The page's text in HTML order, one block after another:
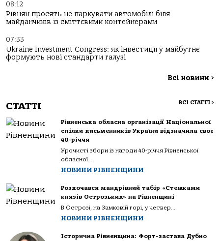
08:12
Рівнян просять не паркувати автомобілі біля
майданчиків із сміттєвими контейнерами
07:33
Ukraine Investment Congress: як інвестиції у майбутнє
формують нові стандарти галузі
Всі новини >
СТАТТІ ВСІ СТАТТІ >
Рівненська обласна організації Національної
спілки письменників України відзначила своє
40-річчя
Урочисті збори із нагоди 40-річчя Рівненської
обласної...
НОВИНИ РІВНЕНЩИНИ
Розпочався мандрівний табір «Стежками
князів Острозьких» на Рівненщині
В Острозі, на Замковій горі, у четвер...
НОВИНИ РІВНЕНЩИНИ
Історична Рівненщина: Форт-застава Дубно